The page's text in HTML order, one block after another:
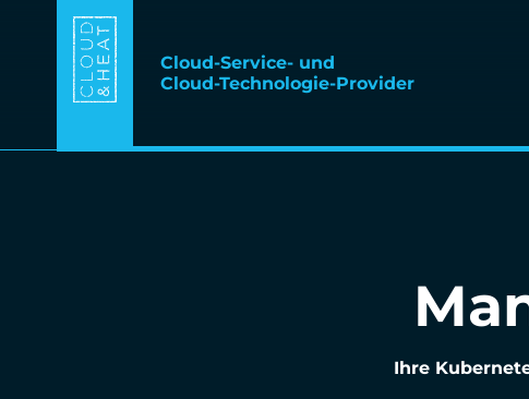
Cloud-Service- und
Cloud-Technologie-Provider
Ihre